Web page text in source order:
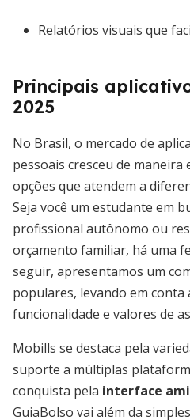
Relatórios visuais que
Principais
2025
No Brasil, o mercado de
pessoais cresceu de maneira
opções que atendem a
Seja você um estudante em
profissional autônomo ou
orçamento familiar, há uma
seguir, apresentamos um
populares, levando em conta
funcionalidade e valores de
Mobills se destaca pela
suporte a múltiplas
conquista pela interface
GuiaBolso vai além da